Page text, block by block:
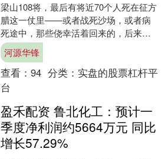
梁山108将，最后有将近70个人死在征方
腊这一仗里——或者战死沙场，或者病
死途中，那些侥幸活着回来的，后来也
大多死于朝廷的毒酒和政治清洗。 但有
一个人，没有去。....
河源华锋
查看： 94 分类： 实盘的股票杠杆平
台
盈禾配资 鲁北化工：预计一
季度净利润约5664万元 同比
增长57.29%